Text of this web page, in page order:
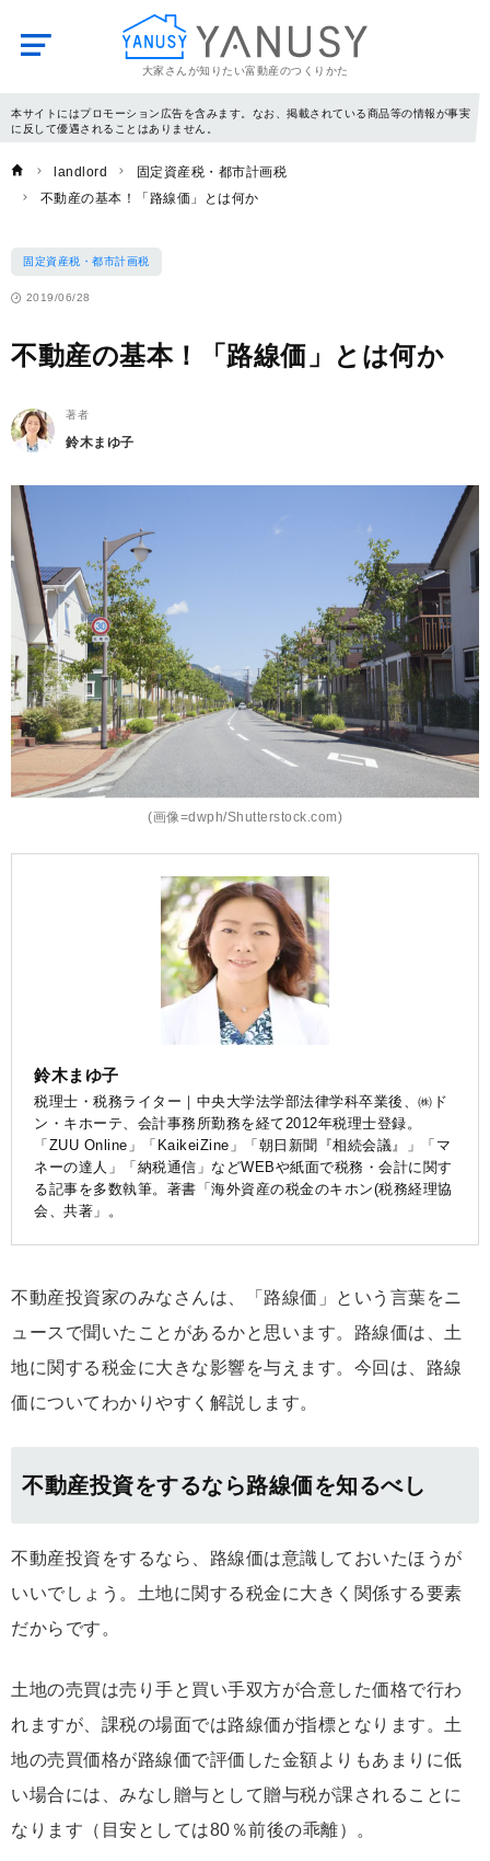
大家さんが知りたい富動産のつくりかた
YANUSY
本サイトにはプロモーション広告を含みます。なお、掲載されている商品等の情報が事実
に反して優遇されることはありません。
landlord
固定資産税・都市計画税
不動産の基本！「路線価」とは何か
固定資産税・都市計画税
2019/06/28
不動産の基本！「路線価」とは何か
著者
鈴木まゆ子
(画像=dwph/Shutterstock.com)
鈴木まゆ子
税理士・税務ライター｜中央大学法学部法律学科卒業後、㈱ド
ン・キホーテ、会計事務所勤務を経て2012年税理士登録。
「ZUU Online」「KaikeiZine」「朝日新聞『相続会議』」「マ
ネーの達人」「納税通信」などWEBや紙面で税務・会計に関す
る記事を多数執筆。著書「海外資産の税金のキホン(税務経理協
会、共著」。
不動産投資家のみなさんは、「路線価」という言葉をニ
ュースで聞いたことがあるかと思います。路線価は、土
地に関する税金に大きな影響を与えます。今回は、路線
価についてわかりやすく解説します。
不動産投資をするなら路線価を知るべし
不動産投資をするなら、路線価は意識しておいたほうが
いいでしょう。土地に関する税金に大きく関係する要素
だからです。
土地の売買は売り手と買い手双方が合意した価格で行わ
れますが、課税の場面では路線価が指標となります。土
地の売買価格が路線価で評価した金額よりもあまりに低
い場合には、みなし贈与として贈与税が課されることに
なります（目安としては80％前後の乖離）。